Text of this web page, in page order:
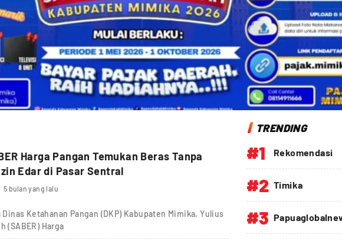
Harga Pangan Temukan Beras Tanpa
Edar di Pasar Sentral
5 bulan yang lalu
Ketahanan Pangan (DKP) Kabupaten Mimika, Yulius
(SABER) Harga
TRENDING
#1 Rekomendasi
#2 Timika
#3